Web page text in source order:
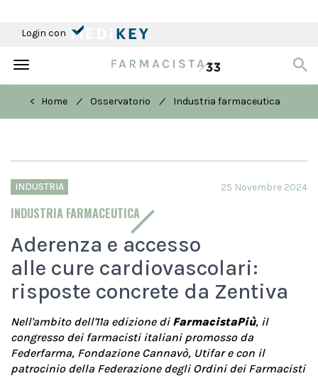
Login con
Toggle
< Home
/ Osservatorio / Industria farmaceutica
INDUSTRIA
INDUSTRIA FARMACEUTICA
25 Novembre 2024
Aderenza e accesso
alle cure cardiovascolari:
risposte concrete da Zentiva
Nell'ambito dell'11ª edizione di FarmacistaPiù, il
congresso dei farmacisti italiani promosso da
Federfarma, Fondazione Cannavò, Utifar e con il
patrocinio della Federazione degli Ordini dei Farmacisti